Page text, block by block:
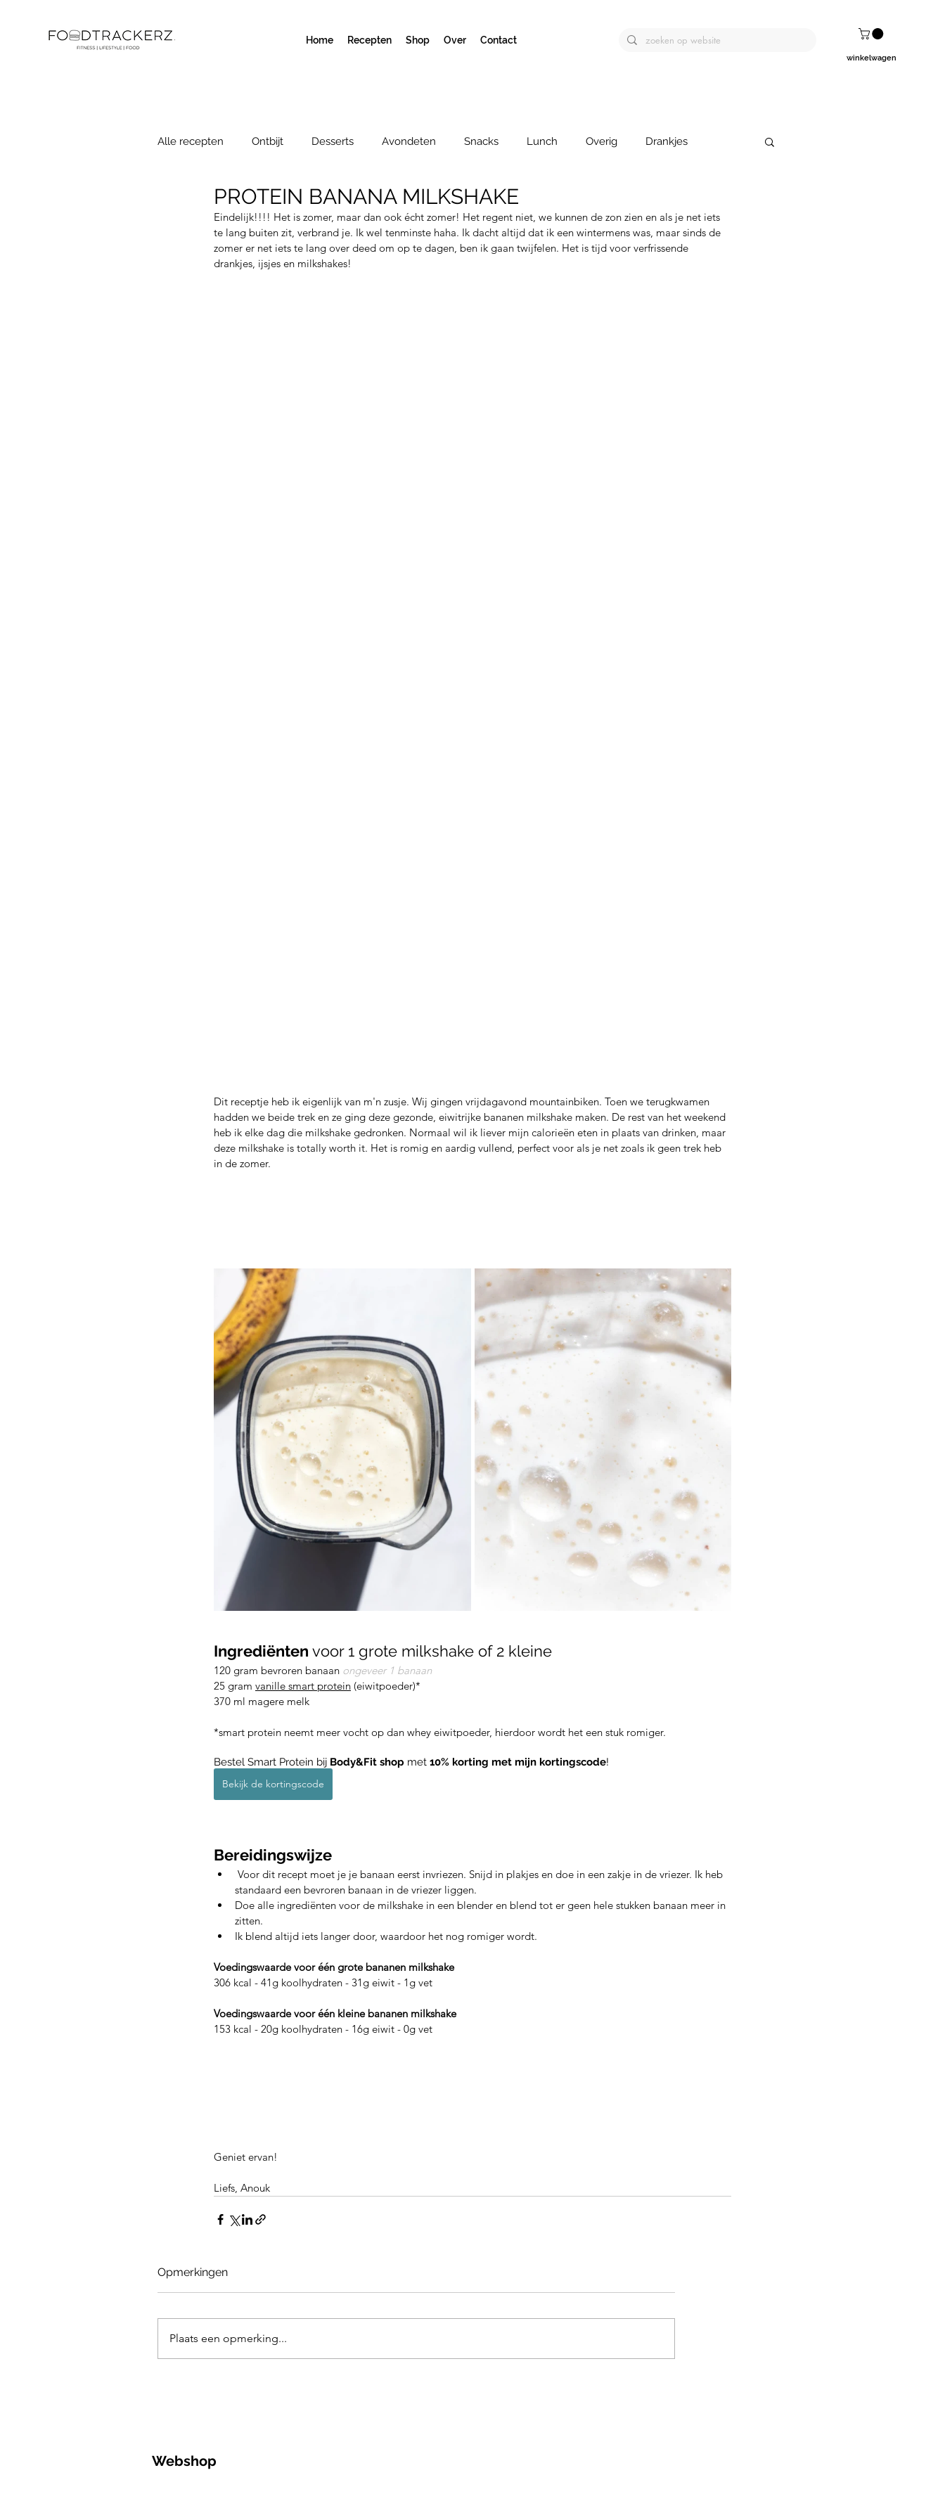
Home Recepten Shop Over Contact
winkelwagen
Alle recepten Ontbijt Desserts Avondeten Snacks Lunch Overig Drankjes
Kookboek Bijgerecht
PROTEIN BANANA MILKSHAKE
Eindelijk!!!! Het is zomer, maar dan ook écht zomer! Het regent niet, we kunnen de zon zien en als je net iets
te lang buiten zit, verbrand je. Ik wel tenminste haha. Ik dacht altijd dat ik een wintermens was, maar sinds de
zomer er net iets te lang over deed om op te dagen, ben ik gaan twijfelen. Het is tijd voor verfrissende
drankjes, ijsjes en milkshakes!
Dit receptje heb ik eigenlijk van m'n zusje. Wij gingen vrijdagavond mountainbiken. Toen we terugkwamen
hadden we beide trek en ze ging deze gezonde, eiwitrijke bananen milkshake maken. De rest van het weekend
heb ik elke dag die milkshake gedronken. Normaal wil ik liever mijn calorieën eten in plaats van drinken, maar
deze milkshake is totally worth it. Het is romig en aardig vullend, perfect voor als je net zoals ik geen trek heb
in de zomer.
Ingrediënten voor 1 grote milkshake of 2 kleine
120 gram bevroren banaan ongeveer 1 banaan
25 gram vanille smart protein (eiwitpoeder)*
370 ml magere melk
*smart protein neemt meer vocht op dan whey eiwitpoeder, hierdoor wordt het een stuk romiger.
Bestel Smart Protein bij Body&Fit shop met 10% korting met mijn kortingscode!
Bekijk de kortingscode
Bereidingswijze
Voor dit recept moet je je banaan eerst invriezen. Snijd in plakjes en doe in een zakje in de vriezer. Ik heb
standaard een bevroren banaan in de vriezer liggen.
Doe alle ingrediënten voor de milkshake in een blender en blend tot er geen hele stukken banaan meer in
zitten.
Ik blend altijd iets langer door, waardoor het nog romiger wordt.
Voedingswaarde voor één grote bananen milkshake
306 kcal - 41g koolhydraten - 31g eiwit - 1g vet
Voedingswaarde voor één kleine bananen milkshake
153 kcal - 20g koolhydraten - 16g eiwit - 0g vet
Geniet ervan!
Liefs, Anouk
Opmerkingen
Plaats een opmerking...
Webshop